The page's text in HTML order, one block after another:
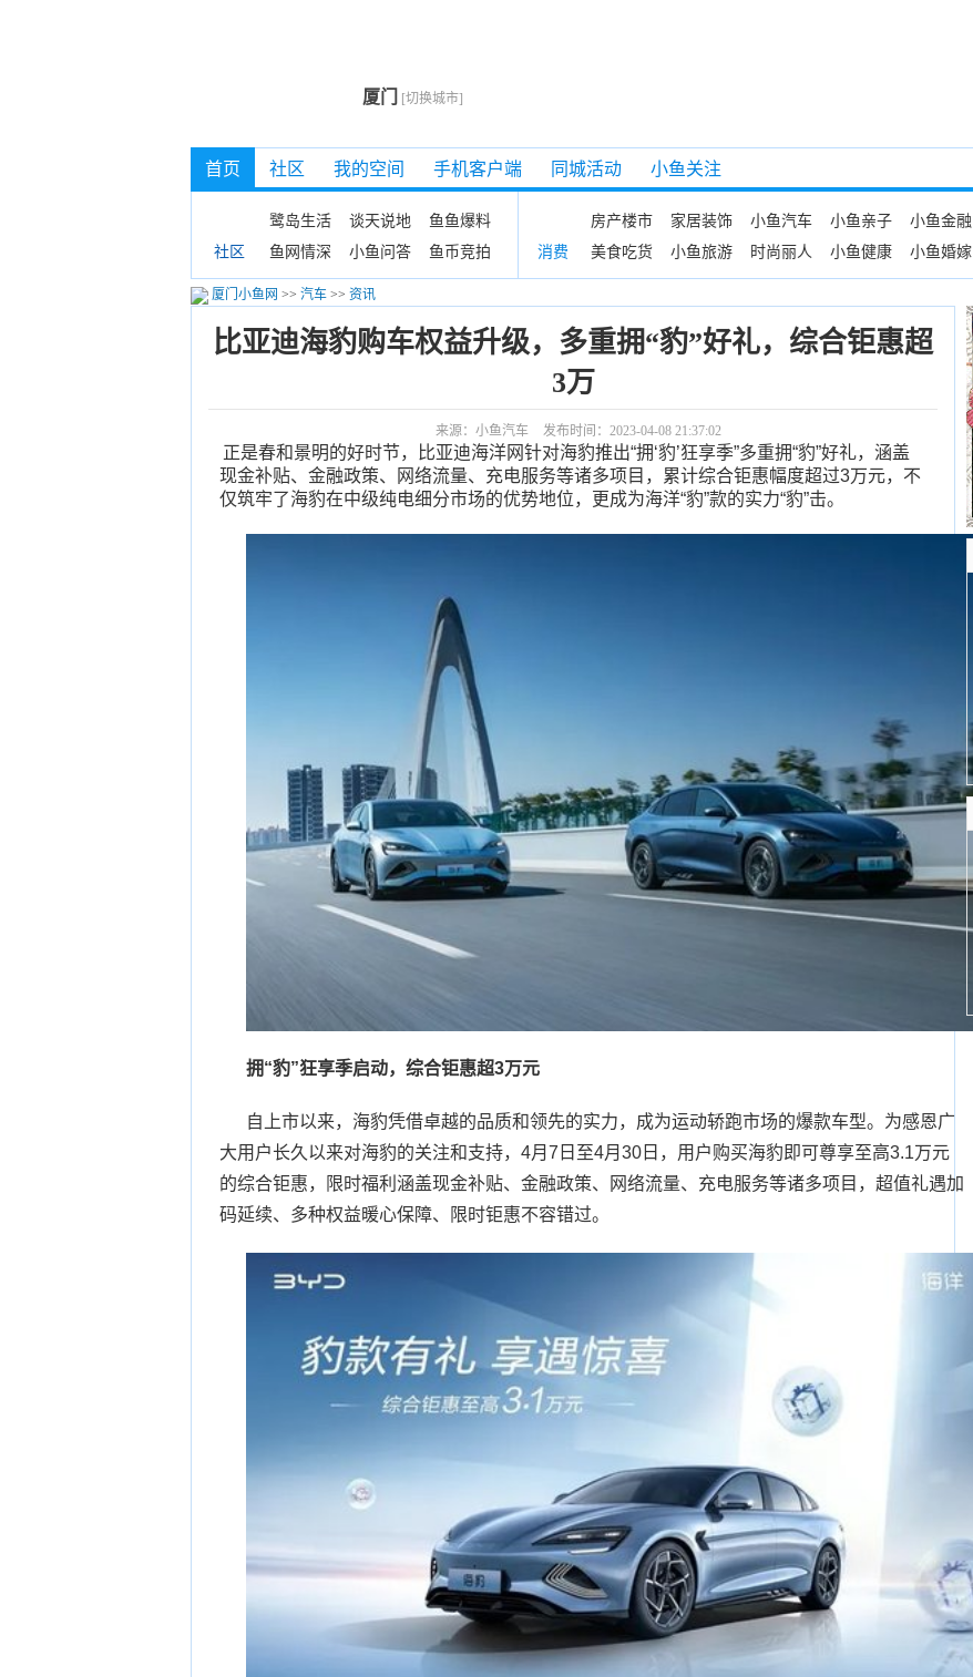
厦门 [切换城市]
首页 社区 我的空间 手机客户端 同城活动 小鱼关注
社区
鹭岛生活 谈天说地
鱼鱼爆料
鱼网情深
小鱼问答 鱼币竞拍 消费
房产楼市 家居装饰 小鱼汽车 小鱼亲子
小鱼金融
美食吃货
小鱼旅游 时尚丽人 小鱼健康 小鱼婚嫁
厦门小鱼网 >> 汽车 >> 资讯
比亚迪海豹购车权益升级，多重拥“豹”好礼，综合钜惠超
3万
来源：小鱼汽车 发布时间：2023-04-08 21:37:02
正是春和景明的好时节，比亚迪海洋网针对海豹推出“拥‘豹’狂享季”多重拥“豹”好礼，涵盖
现金补贴、金融政策、网络流量、充电服务等诸多项目，累计综合钜惠幅度超过3万元，不
仅筑牢了海豹在中级纯电细分市场的优势地位，更成为海洋“豹”款的实力“豹”击。
拥“豹”狂享季启动，综合钜惠超3万元
自上市以来，海豹凭借卓越的品质和领先的实力，成为运动轿跑市场的爆款车型。为感恩广
大用户长久以来对海豹的关注和支持，4月7日至4月30日，用户购买海豹即可尊享至高3.1万元
的综合钜惠，限时福利涵盖现金补贴、金融政策、网络流量、充电服务等诸多项目，超值礼遇加
码延续、多种权益暖心保障、限时钜惠不容错过。